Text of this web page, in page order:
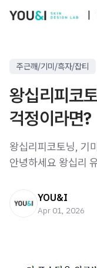
주근깨/기미/흑자/잡티
왕십리피코
걱정이라면?
왕십리피코토닝, 기
안녕하세요 왕십리
YOU&I
Apr 01, 2026